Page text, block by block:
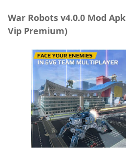
War Robots v4.0.0 Mod
Vip Premium)